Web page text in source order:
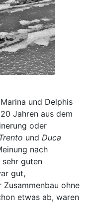
und Delphis
Jahren aus dem
oder
und Duca
nach
guten
gut,
ohne
etwas ab, waren